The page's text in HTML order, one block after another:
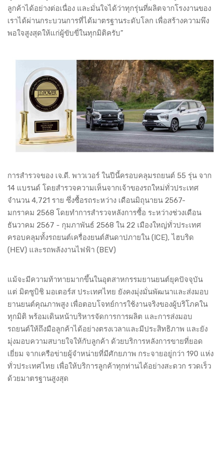
ลูกค้าได้อย่างต่อเนื่อง และมั่นใจได้ว่าทุกรุ่นที่ผลิตจากโรงงานของ
เราได้ผ่านกระบวนการที่ได้มาตรฐานระดับโลก เพื่อสร้างความพึง
พอใจสูงสุดให้แก่ผู้ขับขี่ในทุกมิติครับ”
การสำรวจของ เจ.ดี. พาวเวอร์ ในปีนี้ครอบคลุมรถยนต์ 55 รุ่น จาก
14 แบรนด์ โดยสำรวจความเห็นจากเจ้าของรถใหม่ทั่วประเทศ
จำนวน 4,721 ราย ซึ่งซื้อรถระหว่าง เดือนมิถุนายน 2567-
มกราคม 2568 โดยทำการสำรวจหลังการซื้อ ระหว่างช่วงเดือน
ธันวาคม 2567 - กุมภาพันธ์ 2568 ใน 22 เมืองใหญ่ทั่วประเทศ
ครอบคลุมทั้งรถยนต์เครื่องยนต์สันดาปภายใน (ICE), ไฮบริด
(HEV) และรถพลังงานไฟฟ้า (BEV)
แม้จะมีความท้าทายมากขึ้นในอุตสาหกรรมยานยนต์ยุคปัจจุบัน
แต่ มิตซูบิชิ มอเตอร์ส ประเทศไทย ยังคงมุ่งมั่นพัฒนาและส่งมอบ
ยานยนต์คุณภาพสูง เพื่อตอบโจทย์การใช้งานจริงของผู้บริโภคใน
ทุกมิติ พร้อมเดินหน้าบริหารจัดการการผลิต และการส่งมอบ
รถยนต์ให้ถึงมือลูกค้าได้อย่างตรงเวลาและมีประสิทธิภาพ และยัง
มุ่งมอบความสบายใจให้กับลูกค้า ด้วยบริการหลังการขายที่ยอด
เยี่ยม จากเครือข่ายผู้จำหน่ายที่มีศักยภาพ กระจายอยู่กว่า 190 แห่ง
ทั่วประเทศไทย เพื่อให้บริการลูกค้าทุกท่านได้อย่างสะดวก รวดเร็ว
ด้วยมาตรฐานสูงสุด